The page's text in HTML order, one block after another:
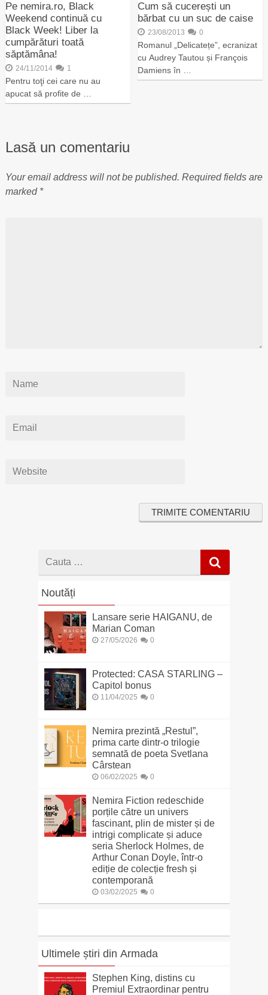
Pe nemira.ro, Black
Weekend continuă cu
Black Week! Liber la
cumpărături toată
săptămâna!
24/11/2014 1
Pentru toţi cei care nu au
apucat să profite de …
Cum să cucerești un
bărbat cu un suc de caise
23/08/2013 0
Romanul „Delicatețe”, ecranizat
cu Audrey Tautou și François
Damiens în …
Lasă un comentariu
Your email address will not be published. Required fields are
marked *
Cauta
Noutăți
Lansare serie HAIGANU, de
Marian Coman
27/05/2026 0
Protected: CASA STARLING –
Capitol bonus
11/04/2025 0
Nemira prezintă „Restul”,
prima carte dintr-o trilogie
semnată de poeta Svetlana
Cârstean
06/02/2025 0
Nemira Fiction redeschide
porțile către un univers
fascinant, plin de mister și de
intrigi complicate și aduce
seria Sherlock Holmes, de
Arthur Conan Doyle, într-o
ediție de colecție fresh și
contemporană
03/02/2025 0
Ultimele știri din Armada
Stephen King, distins cu
Premiul Extraordinar pentru